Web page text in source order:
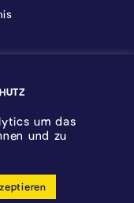
um das
und zu